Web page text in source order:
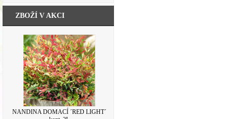
ZBOŽÍ V AKCI
NANDINA DOMACÍ ´RED LIGHT´